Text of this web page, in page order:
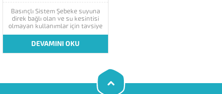
Basınçlı Sistem Şebeke suyuna
direk bağlı olan ve su kesintisi
olmayan kullanımlar için tavsiye
edilir. Kapalı ve açık devre olmak
üzere ikiye ayrılır. Kapalı devre
dediğimiz sistem antifirizli
sistemdir. Açık devre sistemimiz
DEVAMINI OKU